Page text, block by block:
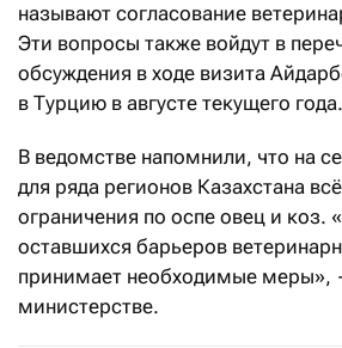
называют согласование
Эти вопросы также войдут в
обсуждения в ходе визита
в Турцию в августе текущего года.
В ведомстве напомнили, что на
для ряда регионов Казахстана
ограничения по оспе овец и коз.
оставшихся барьеров
принимает необходимые меры»,
министерстве.